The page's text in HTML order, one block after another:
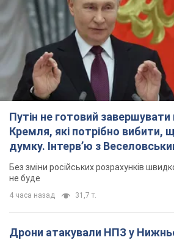
Путін не готовий завершувати
Кремля, які потрібно вибити,
думку. Інтерв’ю з
Без зміни російських розрахунків
не буде
4 часа назад 31,7 т.
Дрони атакували НПЗ у